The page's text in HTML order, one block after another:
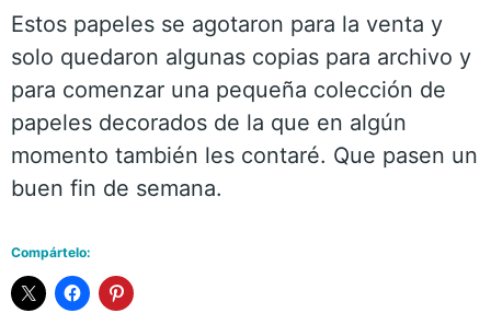
Estos papeles se agotaron para la venta y
solo quedaron algunas copias para archivo y
para comenzar una pequeña colección de
papeles decorados de la que en algún
momento también les contaré. Que pasen un
buen fin de semana.
Compártelo: